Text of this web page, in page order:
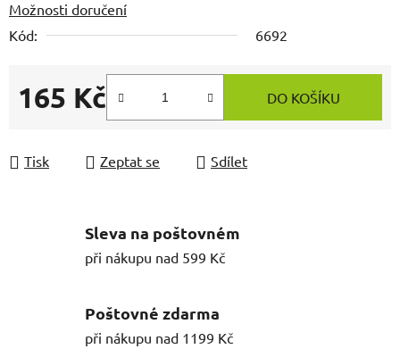
Možnosti doručení
Kód:
6692
165 Kč DO KOŠÍKU
Tisk Zeptat se Sdílet
Sleva na poštovném
při nákupu nad 599 Kč
Poštovné zdarma
při nákupu nad 1199 Kč